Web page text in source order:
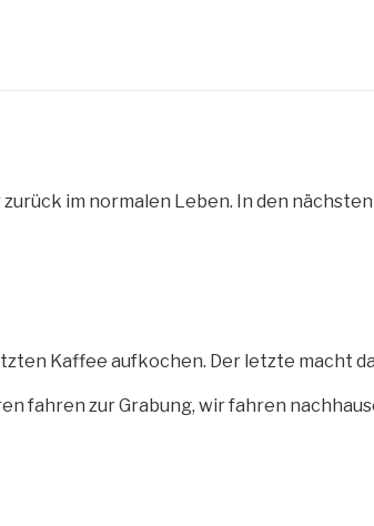
im normalen Leben. In den
Kaffee aufkochen. Der letzte macht
fahren zur Grabung, wir fahren